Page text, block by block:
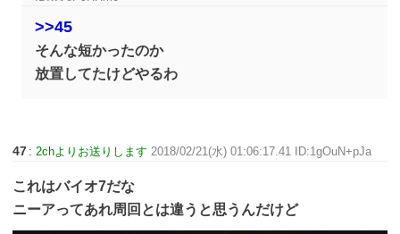
>>45
そんな短かったのか
放置してたけどやるわ
47 : 2chよりお送りします 2018/02/21(水) 01:06:17.41 ID:1gOuN+pJa
これはバイオ7だな
ニーアってあれ周回とは違うと思うんだけど